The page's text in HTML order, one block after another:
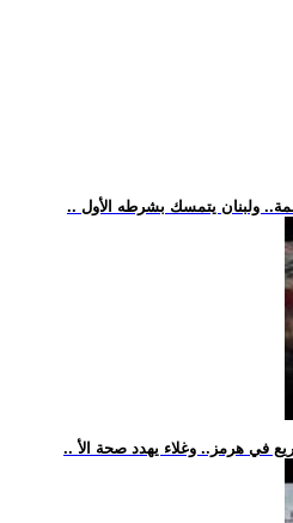
في هرمز.. وغلاء يهدد صحة الأ